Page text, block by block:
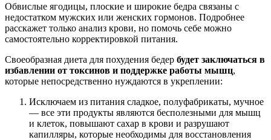
Обвислые ягодицы, плоские и широкие бедра связаны с
недостатком мужских или женских гормонов. Подробнее
расскажет только анализ крови, но помочь себе можно
самостоятельно корректировкой питания.
Своеобразная диета для похудения бедер будет заключаться в
избавлении от токсинов и поддержке работы мышц,
которые непосредственно нуждаются в укреплении:
Исключаем из питания сладкое, полуфабрикаты, мучное
— все эти продукты являются бесполезными для мышц
и клеток, повышают сахар в крови и разрушают
капилляры, которые необходимы для восстановления